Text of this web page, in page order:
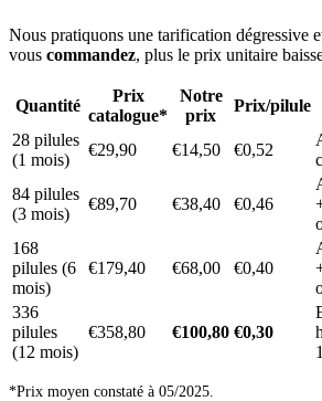
Nous pratiquons une tarification dégressive
vous commandez, plus le prix unitaire
Quantité
Prix
catalogue*
Notre
prix
Prix/pilule
28 pilules
(1 mois)
€29,90 €14,50 €0,52
84 pilules
(3 mois)
€89,70 €38,40 €0,46
168
pilules (6
mois)
€179,40 €68,00 €0,40
336
pilules
(12 mois)
€358,80 €100,80 €0,30
*Prix moyen constaté à 05/2025.